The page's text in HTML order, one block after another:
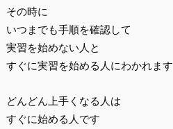
その時に
いつまでも手順を確認して
実習を始めない人と
すぐに実習を始める人にわかれます
どんどん上手くなる人は
すぐに始める人です